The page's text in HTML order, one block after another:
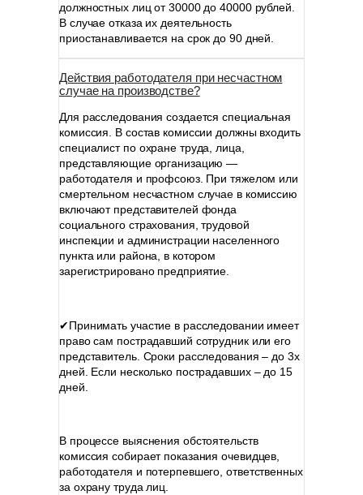
должностных лиц от 30000 до 40000 рублей.
В случае отказа их деятельность
приостанавливается на срок до 90 дней.
Действия работодателя при несчастном
случае на производстве?
Для расследования создается специальная
комиссия. В состав комиссии должны входить
специалист по охране труда, лица,
представляющие организацию —
работодателя и профсоюз. При тяжелом или
смертельном несчастном случае в комиссию
включают представителей фонда
социального страхования, трудовой
инспекции и администрации населенного
пункта или района, в котором
зарегистрировано предприятие.
✔Принимать участие в расследовании имеет
право сам пострадавший сотрудник или его
представитель. Сроки расследования – до 3х
дней. Если несколько пострадавших – до 15
дней.
В процессе выяснения обстоятельств
комиссия собирает показания очевидцев,
работодателя и потерпевшего, ответственных
за охрану труда лиц.